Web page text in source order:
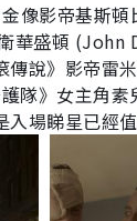
像影帝基斯
華盛頓
傳說》影帝
隊》女主角
場睇星已經